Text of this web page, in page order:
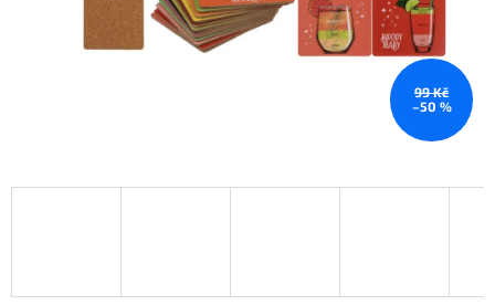
99 Kč
–50 %